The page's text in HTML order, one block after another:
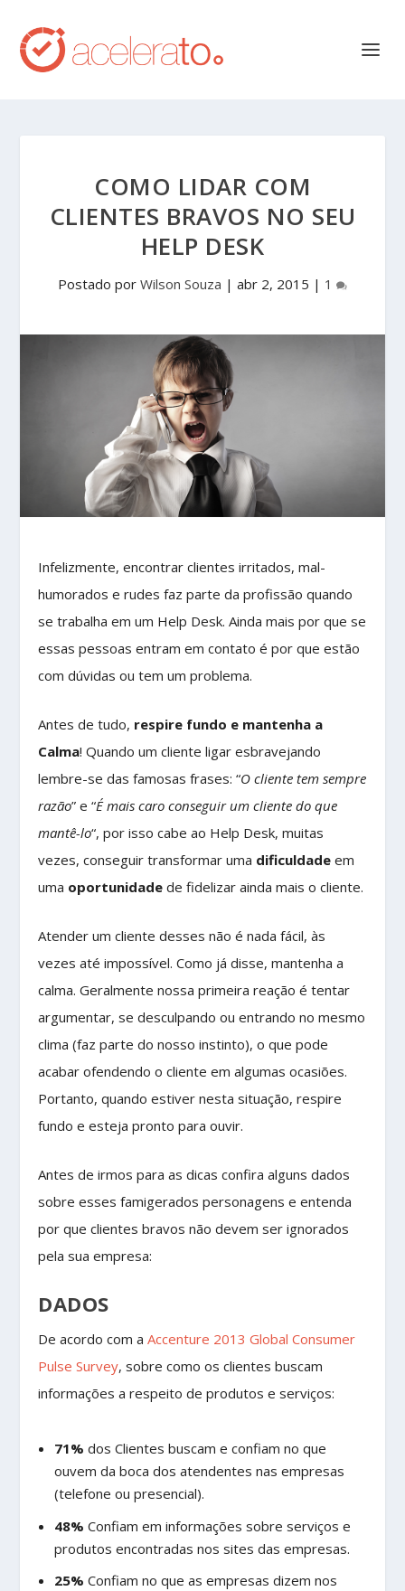
COMO LIDAR COM
CLIENTES BRAVOS NO SEU
HELP DESK
Postado por Wilson Souza | abr 2, 2015 | 1
Infelizmente, encontrar clientes irritados, mal-
humorados e rudes faz parte da profissão quando
se trabalha em um Help Desk. Ainda mais por que se
essas pessoas entram em contato é por que estão
com dúvidas ou tem um problema.
Antes de tudo, respire fundo e mantenha a
Calma! Quando um cliente ligar esbravejando
lembre-se das famosas frases: “O cliente tem sempre
razão” e “É mais caro conseguir um cliente do que
mantê-lo“, por isso cabe ao Help Desk, muitas
vezes, conseguir transformar uma dificuldade em
uma oportunidade de fidelizar ainda mais o cliente.
Atender um cliente desses não é nada fácil, às
vezes até impossível. Como já disse, mantenha a
calma. Geralmente nossa primeira reação é tentar
argumentar, se desculpando ou entrando no mesmo
clima (faz parte do nosso instinto), o que pode
acabar ofendendo o cliente em algumas ocasiões.
Portanto, quando estiver nesta situação, respire
fundo e esteja pronto para ouvir.
Antes de irmos para as dicas confira alguns dados
sobre esses famigerados personagens e entenda
por que clientes bravos não devem ser ignorados
pela sua empresa:
DADOS
De acordo com aAccenture 2013 Global Consumer
Pulse Survey, sobre como os clientes buscam
informações a respeito de produtos e serviços:
71% dos Clientes buscam e confiam no que
ouvem da boca dos atendentes nas empresas
(telefone ou presencial).
48% Confiam em informações sobre serviços e
produtos encontradas nos sites das empresas.
25% Confiam no que as empresas dizem nos